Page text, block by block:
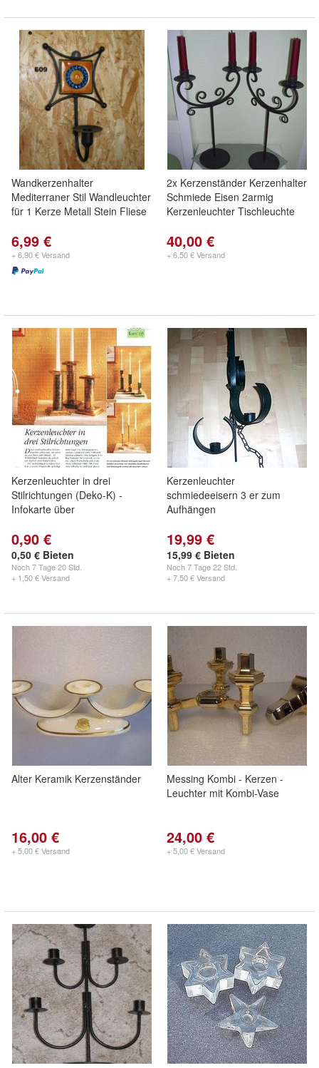
Wandkerzenhalter
Mediterraner Stil Wandleuchter
für 1 Kerze Metall Stein Fliese
6,99 €
+ 6,90 € Versand
2x Kerzenständer Kerzenhalter
Schmiede Eisen 2armig
Kerzenleuchter Tischleuchte
40,00 €
+ 6,50 € Versand
Kerzenleuchter in drei
Stilrichtungen (Deko-K) -
Infokarte über
0,90 €
0,50 € Bieten
Noch7 Tage 20 Std.
+ 1,50 € Versand
Kerzenleuchter
schmiedeeisern 3 er zum
Aufhängen
19,99 €
15,99 € Bieten
Noch7 Tage 22 Std.
+ 7,50 € Versand
Alter Keramik Kerzenständer
16,00 €
+ 5,00 € Versand
Messing Kombi - Kerzen -
Leuchter mit Kombi-Vase
24,00 €
+ 5,00 € Versand